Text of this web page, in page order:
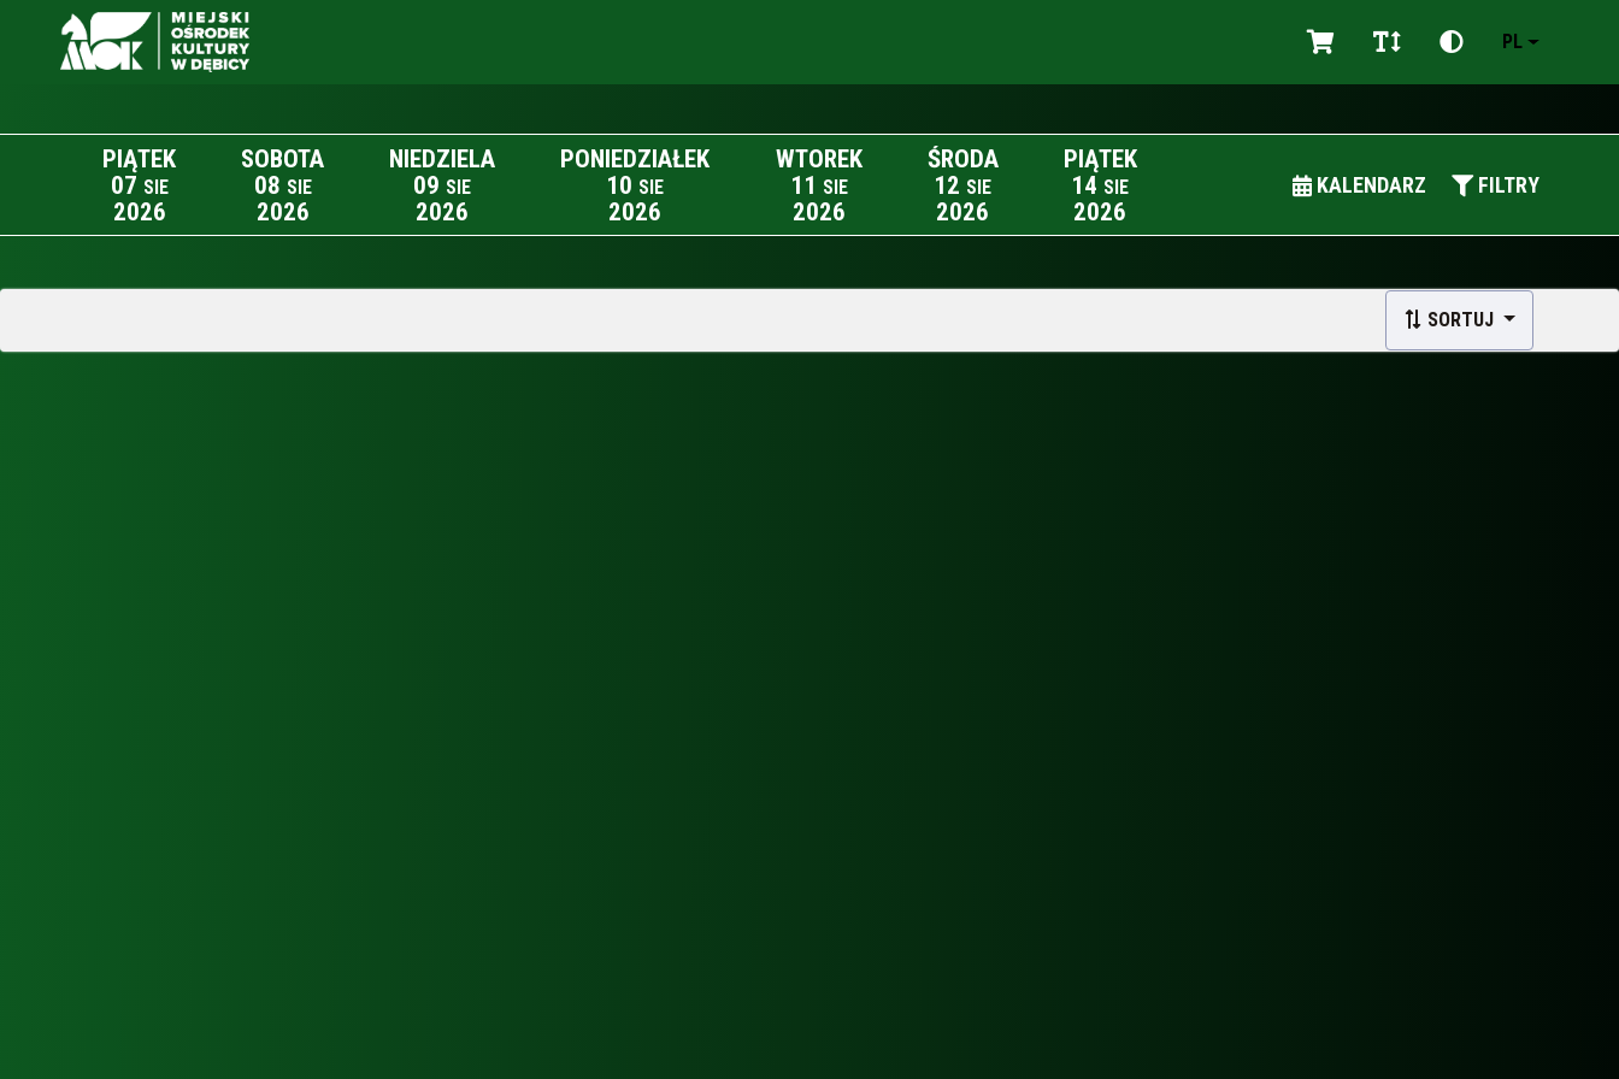
PL
PIĄTEK
07 SIE
2026
SOBOTA
08 SIE
2026
NIEDZIELA
09 SIE
2026
PONIEDZIAŁEK
10 SIE
2026
WTOREK
11 SIE
2026
ŚRODA
12 SIE
2026
PIĄTEK
14 SIE
2026
KALENDARZ FILTRY
SORTUJ